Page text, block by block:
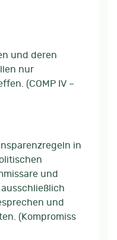
und deren
nur
(COMP IV –
in
und
und
(Kompromiss